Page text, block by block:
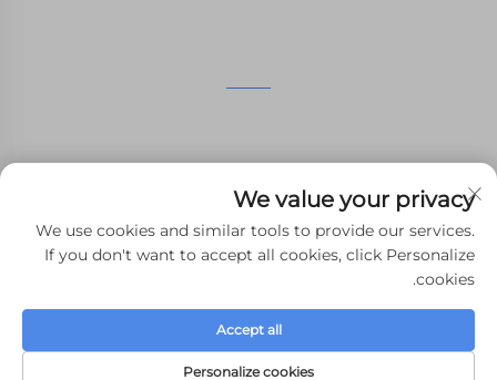
[email protected]
حقوق النشر © 2024 WHALE STONE 3d جميع الحقوق محفوظة.
سياسة
الخصوصية -المدونة
We value your privacy
We use cookies and similar tools to provide our services.
If you don't want to accept all cookies, click Personalize
cookies.
Personalize cookies
Accept all